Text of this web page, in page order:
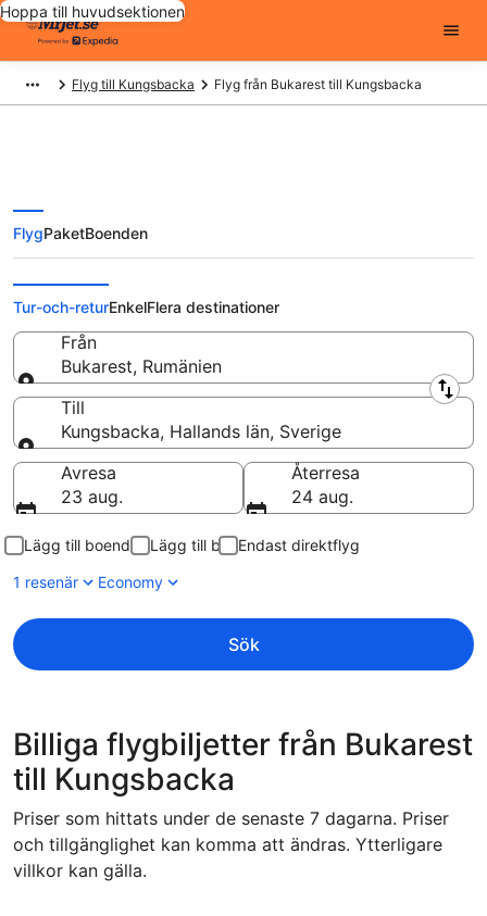
Hoppa till huvudsektionen
Flyg till Kungsbacka Flyg från Bukarest till Kungsbacka
Flyg från Bukarest till
Kungsbacka från
FlygPaketBoenden
Tur-och-returEnkelFlera destinationer
Från
Bukarest, Rumänien
Från
Till
Kungsbacka, Hallands län, Sverige
Till
Avresa
23 aug.
Återresa
24 aug.
Lägg till boende Lägg till bil
Endast direktflyg
1 resenär
Economy
Sök
Billiga flygbiljetter från Bukarest
till Kungsbacka
Priser som hittats under de senaste 7 dagarna. Priser
och tillgänglighet kan komma att ändras. Ytterligare
villkor kan gälla.